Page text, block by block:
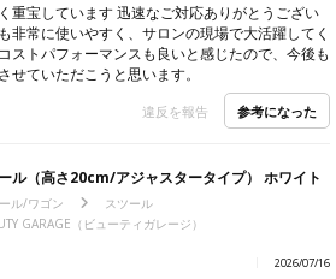
重宝しています 迅速なご対応ありがとうござい
非常に使いやすく、サロンの現場で大活躍してく
ストパフォーマンスも良いと感じたので、今後も
せていただこうと思います。
違反を報告 参考になった
ル（高さ20cm/アジャスタータイプ） ホワイト
ル/ワゴン
スツール
GARAGE（ビューティガレージ）
2026/07/16